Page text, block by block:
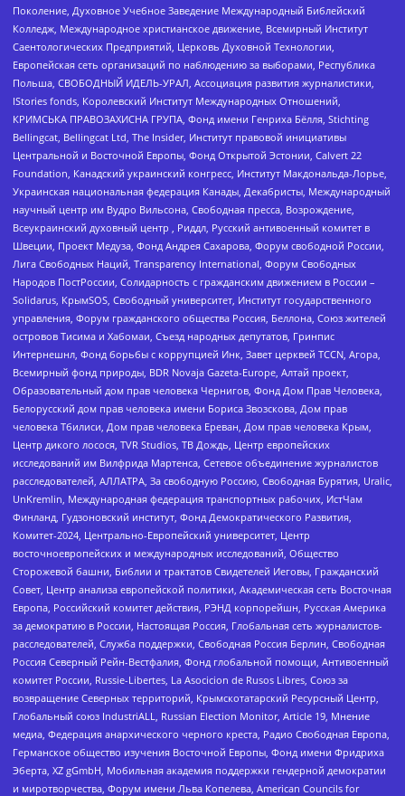
Поколение, Духовное Учебное Заведение Международный Библейский
Колледж, Международное христианское движение, Всемирный Институт
Саентологических Предприятий, Церковь Духовной Технологии,
Европейская сеть организаций по наблюдению за выборами, Республика
Польша, СВОБОДНЫЙ ИДЕЛЬ-УРАЛ, Ассоциация развития журналистики,
IStories fonds, Королевский Институт Международных Отношений,
КРИМСЬКА ПРАВОЗАХИСНА ГРУПА, Фонд имени Генриха Бёлля, Stichting
Bellingcat, Bellingcat Ltd, The Insider, Институт правовой инициативы
Центральной и Восточной Европы, Фонд Открытой Эстонии, Calvert 22
Foundation, Канадский украинский конгресс, Институт Макдональда-Лорье,
Украинская национальная федерация Канады, Декабристы, Международный
научный центр им Вудро Вильсона, Свободная пресса, Возрождение,
Всеукраинский духовный центр , Риддл, Русский антивоенный комитет в
Швеции, Проект Медуза, Фонд Андрея Сахарова, Форум свободной России,
Лига Свободных Наций, Transparеncy International, Форум Свободных
Народов ПостРоссии, Солидарность с гражданским движением в России –
Solidarus, КрымSOS, Свободный университет, Институт государственного
управления, Форум гражданского общества Россия, Беллона, Союз жителей
островов Тисима и Хабомаи, Съезд народных депутатов, Гринпис
Интернешнл, Фонд борьбы с коррупцией Инк, Завет церквей TCCN, Агора,
Всемирный фонд природы, BDR Novaja Gazeta-Europe, Алтай проект,
Образовательный дом прав человека Чернигов, Фонд Дом Прав Человека,
Белорусский дом прав человека имени Бориса Звозскова, Дом прав
человека Тбилиси, Дом прав человека Ереван, Дом прав человека Крым,
Центр дикого лосося, TVR Studios, ТВ Дождь, Центр европейских
исследований им Вилфрида Мартенса, Сетевое объединение журналистов
расследователей, АЛЛАТРА, За свободную Россию, Свободная Бурятия, Uralic,
UnKremlin, Международная федерация транспортных рабочих, ИстЧам
Финланд, Гудзоновский институт, Фонд Демократического Развития,
Комитет-2024, Центрально-Европейский университет, Центр
восточноевропейских и международных исследований, Общество
Сторожевой башни, Библии и трактатов Свидетелей Иеговы, Гражданский
Совет, Центр анализа европейской политики, Академическая сеть Восточная
Европа, Российский комитет действия, РЭНД корпорейшн, Русская Америка
за демократию в России, Настоящая Россия, Глобальная сеть журналистов-
расследователей, Служба поддержки, Свободная Россия Берлин, Свободная
Россия Северный Рейн-Вестфалия, Фонд глобальной помощи, Антивоенный
комитет России, Russie-Libertes, La Asocicion de Rusos Libres, Союз за
возвращение Северных территорий, Крымскотатарский Ресурсный Центр,
Глобальный союз IndustriALL, Russian Election Monitor, Article 19, Мнение
медиа, Федерация анархического черного креста, Радио Свободная Европа,
Германское общество изучения Восточной Европы, Фонд имени Фридриха
Эберта, XZ gGmbH, Мобильная академия поддержки гендерной демократии
и миротворчества, Форум имени Льва Копелева, American Councils for